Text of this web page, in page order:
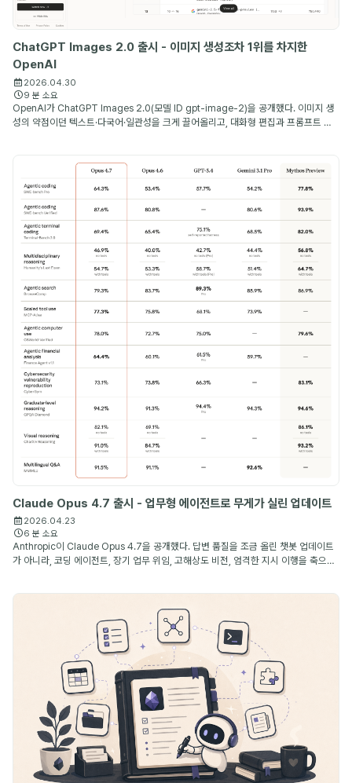
ChatGPT Images 2.0 출시 - 이미지 생성조차 1위를 차지한
OpenAI
2026.04.30
9 분 소요
OpenAI가 ChatGPT Images 2.0(모델 ID gpt-image-2)을 공개했다. 이미지 생
성의 약점이던 텍스트·다국어·일관성을 크게 끌어올리고, 대화형 편집과 프롬프트 재
Claude Opus 4.7 출시 - 업무형 에이전트로 무게가 실린 업데이트
2026.04.23
6 분 소요
Anthropic이 Claude Opus 4.7을 공개했다. 답변 품질을 조금 올린 챗봇 업데이트
가 아니라, 코딩 에이전트, 장기 업무 위임, 고해상도 비전, 엄격한 지시 이행을 축으로